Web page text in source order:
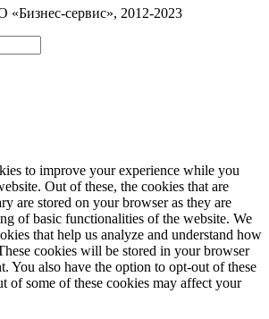
сервис», 2012-2023
to improve your experience while you
Out of these, the cookies that are
are stored on your browser as they are
of basic functionalities of the website. We
that help us analyze and understand how
cookies will be stored in your browser
You also have the option to opt-out of these
of some of these cookies may affect your